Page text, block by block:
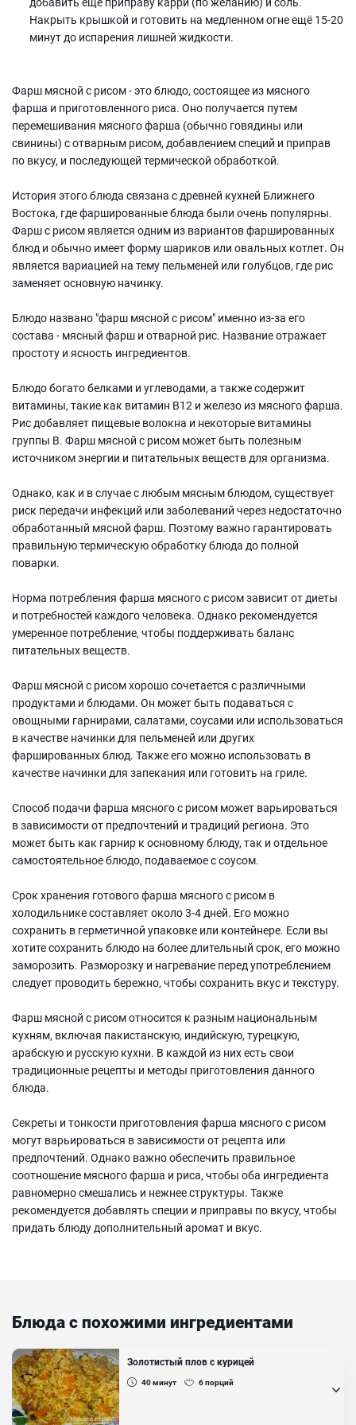
Накрыть крышкой и готовить на медленном огне ещё 15-20
минут до испарения лишней жидкости.
Фарш мясной с рисом - это блюдо, состоящее из мясного
фарша и приготовленного риса. Оно получается путем
перемешивания мясного фарша (обычно говядины или
свинины) с отварным рисом, добавлением специй и приправ
по вкусу, и последующей термической обработкой.
История этого блюда связана с древней кухней Ближнего
Востока, где фаршированные блюда были очень популярны.
Фарш с рисом является одним из вариантов фаршированных
блюд и обычно имеет форму шариков или овальных котлет. Он
является вариацией на тему пельменей или голубцов, где рис
заменяет основную начинку.
Блюдо названо "фарш мясной с рисом" именно из-за его
состава - мясный фарш и отварной рис. Название отражает
простоту и ясность ингредиентов.
Блюдо богато белками и углеводами, а также содержит
витамины, такие как витамин B12 и железо из мясного фарша.
Рис добавляет пищевые волокна и некоторые витамины
группы B. Фарш мясной с рисом может быть полезным
источником энергии и питательных веществ для организма.
Однако, как и в случае с любым мясным блюдом, существует
риск передачи инфекций или заболеваний через недостаточно
обработанный мясной фарш. Поэтому важно гарантировать
правильную термическую обработку блюда до полной
поварки.
Норма потребления фарша мясного с рисом зависит от диеты
и потребностей каждого человека. Однако рекомендуется
умеренное потребление, чтобы поддерживать баланс
питательных веществ.
Фарш мясной с рисом хорошо сочетается с различными
продуктами и блюдами. Он может быть подаваться с
овощными гарнирами, салатами, соусами или использоваться
в качестве начинки для пельменей или других
фаршированных блюд. Также его можно использовать в
качестве начинки для запекания или готовить на гриле.
Способ подачи фарша мясного с рисом может варьироваться
в зависимости от предпочтений и традиций региона. Это
может быть как гарнир к основному блюду, так и отдельное
самостоятельное блюдо, подаваемое с соусом.
Срок хранения готового фарша мясного с рисом в
холодильнике составляет около 3-4 дней. Его можно
сохранить в герметичной упаковке или контейнере. Если вы
хотите сохранить блюдо на более длительный срок, его можно
заморозить. Разморозку и нагревание перед употреблением
следует проводить бережно, чтобы сохранить вкус и текстуру.
Фарш мясной с рисом относится к разным национальным
кухням, включая пакистанскую, индийскую, турецкую,
арабскую и русскую кухни. В каждой из них есть свои
традиционные рецепты и методы приготовления данного
блюда.
Секреты и тонкости приготовления фарша мясного с рисом
могут варьироваться в зависимости от рецепта или
предпочтений. Однако важно обеспечить правильное
соотношение мясного фарша и риса, чтобы оба ингредиента
равномерно смешались и нежнее структуры. Также
рекомендуется добавлять специи и приправы по вкусу, чтобы
придать блюду дополнительный аромат и вкус.
Блюда с похожими ингредиентами
Золотистый плов с курицей
40минут 6порций